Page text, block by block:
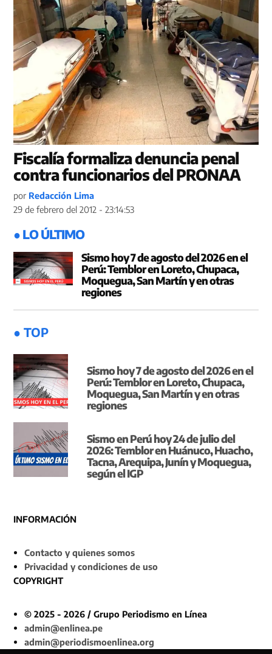
Fiscalía formaliza denuncia penal
contra funcionarios del PRONAA
por Redacción Lima
29 de febrero del 2012 - 23:14:53
● LO ÚLTIMO
Sismo hoy 7 de agosto del 2026 en el
Perú: Temblor en Loreto, Chupaca,
Moquegua, San Martín y en otras
regiones
● TOP
Sismo hoy 7 de agosto del 2026 en el
Perú: Temblor en Loreto, Chupaca,
Moquegua, San Martín y en otras
regiones
Sismo en Perú hoy 24 de julio del
2026: Temblor en Huánuco, Huacho,
Tacna, Arequipa, Junín y Moquegua,
según el IGP
INFORMACIÓN
Contacto y quienes somos
Privacidad y condiciones de uso
COPYRIGHT
© 2025 - 2026 / Grupo Periodismo en Línea
admin@enlinea.pe
admin@periodismoenlinea.org